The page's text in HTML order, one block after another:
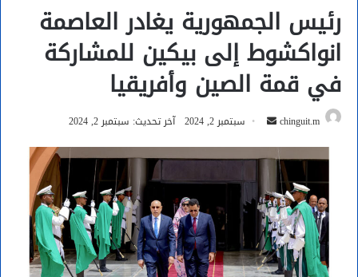
رئيس الجمهورية يغادر العاصمة
انواكشوط إلى بيكين للمشاركة
في قمة الصين وأفريقيا
chinguit.m
أرسل
إلكترونيا
سبتمبر 2, 2024 آخر تحديث: سبتمبر 2, 2024